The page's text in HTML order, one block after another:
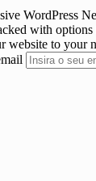
WordPress
with
website to your